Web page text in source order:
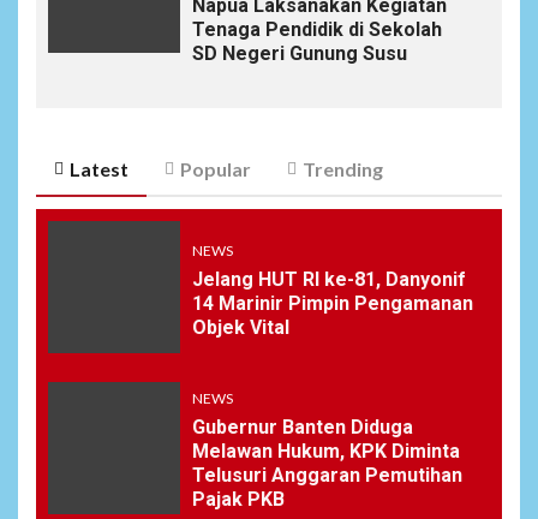
Napua Laksanakan Kegiatan
Tenaga Pendidik di Sekolah
SD Negeri Gunung Susu
Latest Popular Trending
NEWS
Jelang HUT RI ke-81, Danyonif
14 Marinir Pimpin Pengamanan
Objek Vital
NEWS
Gubernur Banten Diduga
Melawan Hukum, KPK Diminta
Telusuri Anggaran Pemutihan
Pajak PKB